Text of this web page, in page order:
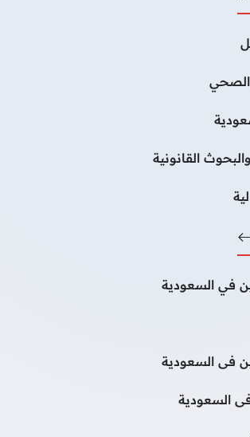
القانونية
في السعودية
فى السعودية
السعودية